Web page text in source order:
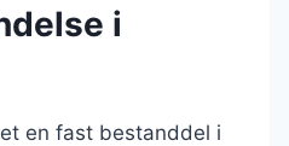
i
en fast bestanddel i